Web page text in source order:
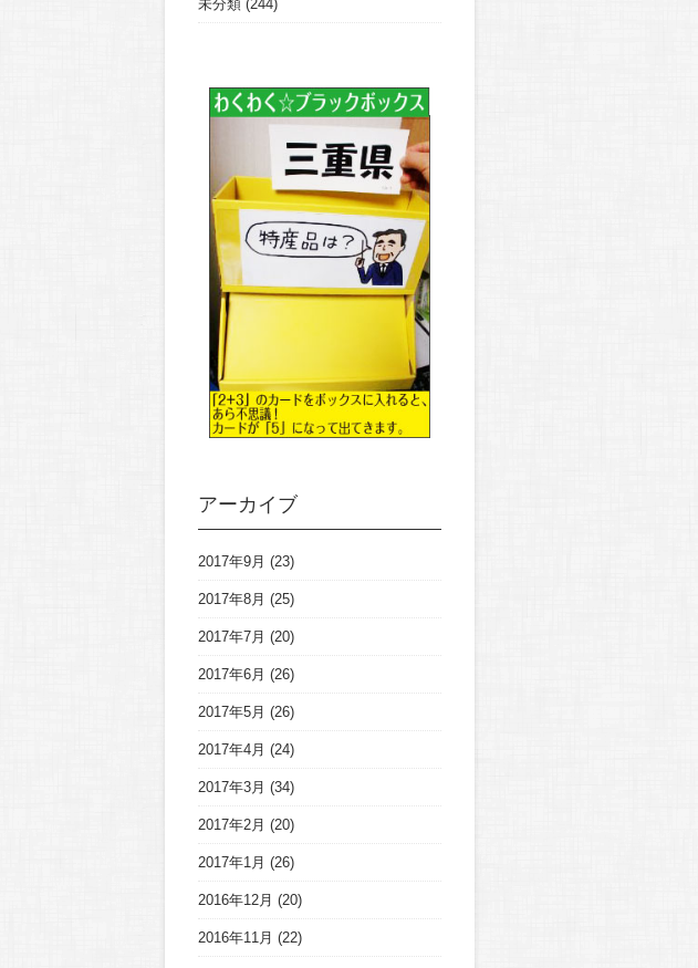
未分類 (244)
アーカイブ
2017年9月 (23)
2017年8月 (25)
2017年7月 (20)
2017年6月 (26)
2017年5月 (26)
2017年4月 (24)
2017年3月 (34)
2017年2月 (20)
2017年1月 (26)
2016年12月 (20)
2016年11月 (22)